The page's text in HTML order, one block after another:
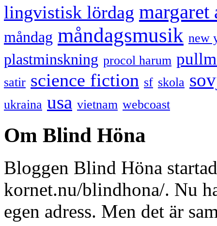
lingvistisk lördag margaret
måndag måndagsmusik new
plastminskning procol harum
satir science fiction sf skola
ukraina usa vietnam webcoast
Om Blind Höna
Bloggen Blind Höna
kornet.nu/blindhona/. Nu
egen adress. Men det är